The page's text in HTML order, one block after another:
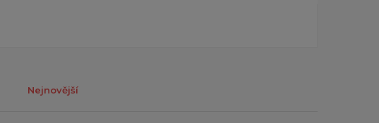
Nejnovější